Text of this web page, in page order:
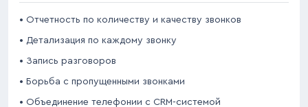
• Отчетность по количеству и качеству звонков
• Детализация по каждому звонку
• Запись разговоров
• Борьба с пропущенными звонками
• Объединение телефонии с CRM-системой